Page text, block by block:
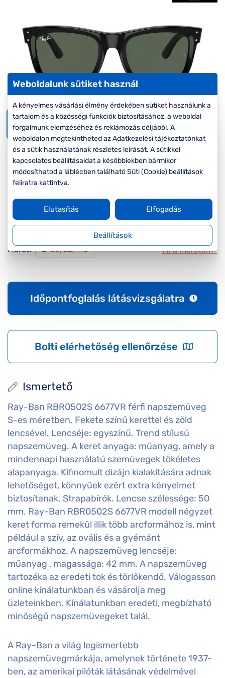
Seen Belépőár
ajánlat
Ismertető
Ray-Ban RBR0502S 6677VR férfi napszemüveg
S-es méretben. Fekete színű kerettel és zöld
lencsével. Lencséje: egyszínű. Trend stílusú
napszemüveg. A keret anyaga: műanyag, amely a
mindennapi használatú szemüvegek tökéletes
alapanyaga. Kifinomult dizájn kialakítására adnak
lehetőséget, könnyűek ezért extra kényelmet
biztosítanak. Strapabírók. Lencse szélessége: 50
mm. Ray-Ban RBR0502S 6677VR modell négyzet
keret forma remekül illik több arcformához is, mint
például a szív, az ovális és a gyémánt
arcformákhoz. A napszemüveg lencséje:
műanyag , magassága: 42 mm. A napszemüveg
tartozéka az eredeti tok és törlőkendő. Válogasson
online kínálatunkban és vásárolja meg
üzleteinkben. Kínálatunkban eredeti, megbízható
minőségű napszemüvegeket talál.
A Ray-Ban a világ legismertebb
napszemüvegmárkája, amelynek története 1937-
ben, az amerikai pilóták látásának védelmével
Ár: 71.490 Ft
Méret: S 50/22/145 Mi a méretem?
Időpontfoglalás látásvizsgálatra
Bolti elérhetőség ellenőrzése
Weboldalunk sütiket használ
A kényelmes vásárlási élmény érdekében sütiket használunk a
tartalom és a közösségi funkciók biztosításához, a weboldal
forgalmunk elemzéséhez és reklámozás céljából. A
weboldalon megtekintheted az Adatkezelési tájékoztatónkat
és a sütik használatának részletes leírását. A sütikkel
kapcsolatos beállításaidat a későbbiekben bármikor
módosíthatod a láblécben található Süti (Cookie) beállítások
feliratra kattintva.
Beállítások
Elutasítás Elfogadás